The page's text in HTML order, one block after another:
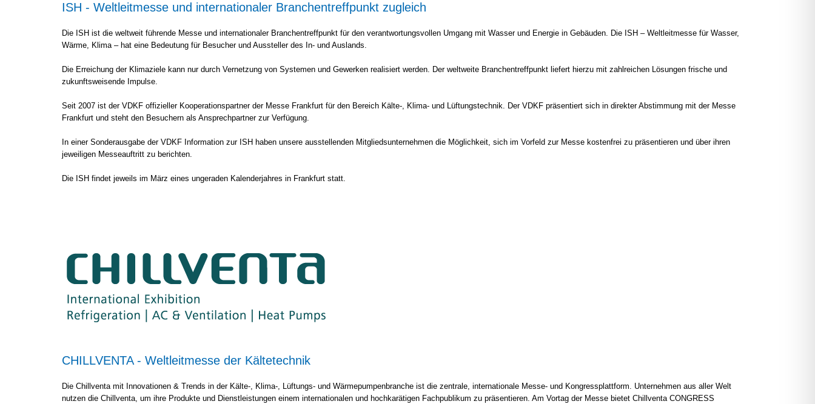
ISH - Weltleitmesse und internationaler Branchentreffpunkt zugleich
Die ISH ist die weltweit führende Messe und internationaler Branchentreffpunkt für den verantwortungsvollen Umgang mit Wasser und Energie in Gebäuden. Die ISH – Weltleitmesse für Wasser,
Wärme, Klima – hat eine Bedeutung für Besucher und Aussteller des In- und Auslands.
Die Erreichung der Klimaziele kann nur durch Vernetzung von Systemen und Gewerken realisiert werden. Der weltweite Branchentreffpunkt liefert hierzu mit zahlreichen Lösungen frische und
zukunftsweisende Impulse.
Seit 2007 ist der VDKF offizieller Kooperationspartner der Messe Frankfurt für den Bereich Kälte-, Klima- und Lüftungstechnik. Der VDKF präsentiert sich in direkter Abstimmung mit der Messe
Frankfurt und steht den Besuchern als Ansprechpartner zur Verfügung.
In einer Sonderausgabe der VDKF Information zur ISH haben unsere ausstellenden Mitgliedsunternehmen die Möglichkeit, sich im Vorfeld zur Messe kostenfrei zu präsentieren und über ihren
jeweiligen Messeauftritt zu berichten.
Die ISH findet jeweils im März eines ungeraden Kalenderjahres in Frankfurt statt.
CHILLVENTA - Weltleitmesse der Kältetechnik
Die Chillventa mit Innovationen & Trends in der Kälte-, Klima-, Lüftungs- und Wärmepumpenbranche ist die zentrale, internationale Messe- und Kongressplattform. Unternehmen aus aller Welt
nutzen die Chillventa, um ihre Produkte und Dienstleistungen einem internationalen und hochkarätigen Fachpublikum zu präsentieren. Am Vortag der Messe bietet Chillventa CONGRESS